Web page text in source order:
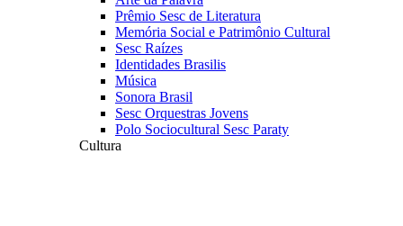
Prêmio Sesc de Literatura
Memória Social e Patrimônio Cultural
Sesc Raízes
Identidades Brasilis
Música
Sonora Brasil
Sesc Orquestras Jovens
Polo Sociocultural Sesc Paraty
Cultura